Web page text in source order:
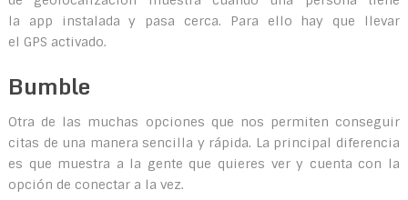
la app instalada y pasa cerca. Para ello hay que llevar
el GPS activado.
Bumble
Otra de las muchas opciones que nos permiten conseguir
citas de una manera sencilla y rápida. La principal diferencia
es que muestra a la gente que quieres ver y cuenta con la
opción de conectar a la vez.